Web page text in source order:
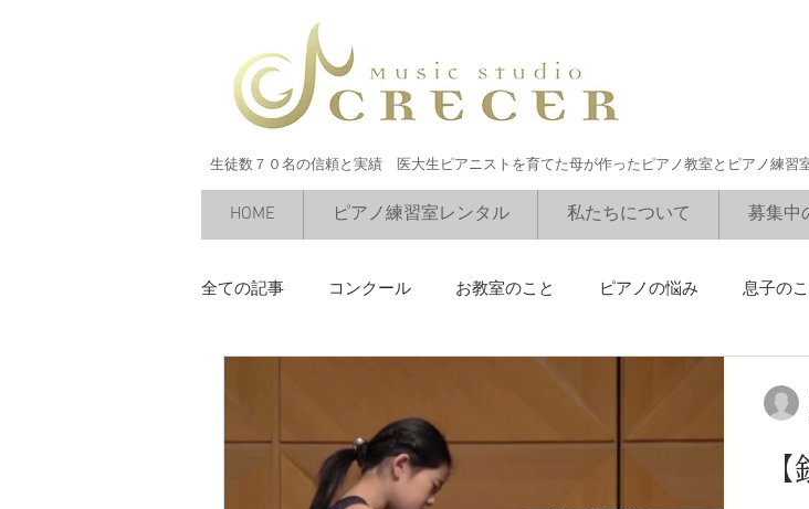
生徒数７０名の信頼と実績 医大生ピアニストを育てた母が作ったピアノ教室とピアノ練習
HOME ピアノ練習室レンタル 私たちについて 募集中
全ての記事 コンクール お教室のこと ピアノの悩み 息子の